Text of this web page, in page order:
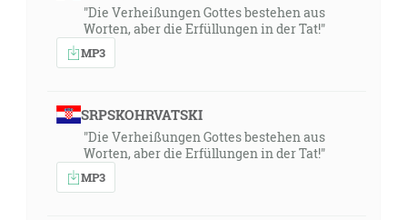
"Die Verheißungen Gottes bestehen aus
Worten, aber die Erfüllungen in der Tat!"
MP3
SRPSKOHRVATSKI
"Die Verheißungen Gottes bestehen aus
Worten, aber die Erfüllungen in der Tat!"
MP3